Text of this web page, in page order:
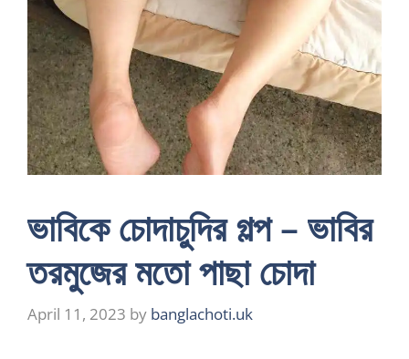
ভাবিকে চোদাচুদির গল্প – ভাবির
তরমুজের মতো পাছা চোদা
April 11, 2023 by banglachoti.uk